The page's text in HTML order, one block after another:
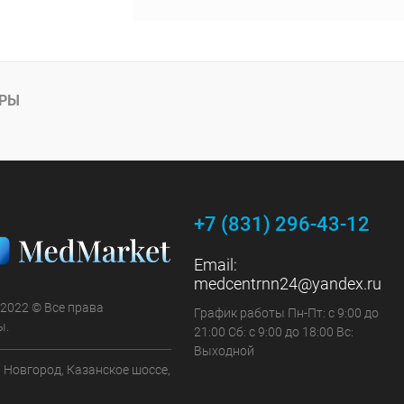
© Все права
Казанское шоссе,
+7 (831) 296-43-12
Email:
medcentrnn24@yandex.ru
График работы Пн-Пт: с 9:00 до
21:00 Сб: с 9:00 до 18:00 Вс:
Выходной